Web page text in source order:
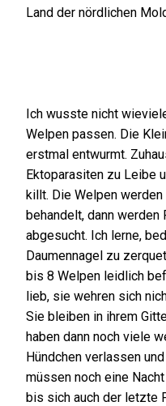
Land der nördlichen
Ich wusste nicht
Welpen passen. Die
erstmal entwurmt.
Ektoparasiten zu Leibe
killt. Die Welpen
behandelt, dann werden
abgesucht. Ich lerne,
Daumennagel zu
bis 8 Welpen leidlich
lieb, sie wehren sich
Sie bleiben in ihrem
haben dann noch viele
Hündchen verlassen
müssen noch eine
bis sich auch der letzte